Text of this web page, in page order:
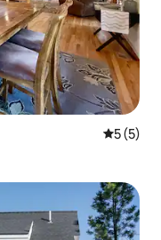
5 de
5 (5)